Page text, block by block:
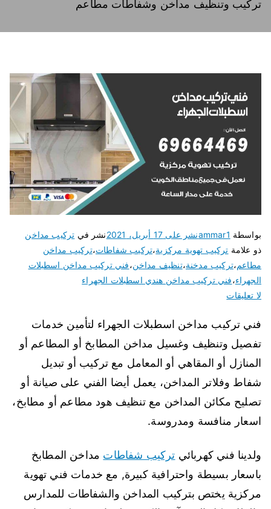
تركيب وتنظيف مداخن وشفاطات مطاعم
بواسطة ammar1نشر على 17 أبريل، 2021 نشر في تركيب مداخن
ذو علامة تركيب تهوية مركزية،تركيب شفاطات،تركيب مداخن
مطاعم،تركيب مدخنة،تنظيف مداخن،فني تركيب مداخن اسطبلات
الجهراء،فني تركيب مداخن هندي اسطبلات الجهراء
لا تعليقات
فني تركيب مداخن اسطبلات الجهراء لتأمين خدمات
تفصيل وتنظيف وغسيل مداخن المطابخ أو المطاعم أو
المنازل أو المقاهي أو المعامل مع تركيب أو تبديل
شفاط وفلاتر المداخن، يعمل أيضا الفني على صيانة أو
تصليح مكائن المداخن مع تنظيف هود مطاعم أو مطابخ،
اسعار منافسة ومدروسة.
ولدينا فني كهربائي تركيب شفاطات مداخن المطابخ
باسعار بسيطة واحترافية كبيرة, مع خدمات فني تهوية
مركزية يختص بتركيب المداخن والشفاطات للمدارس